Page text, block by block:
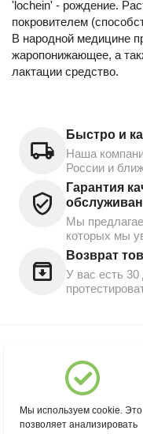
'lochein' - рождение.
покровителем
В народной медицине
жаропонижающее, а
лактации средство.
Быстро и
Наша
России и
Гарантия
Мы
которых мы
Возврат
У вас есть 30
Магазин "Северный"
Мы используем cookie. Это
позволяет анализировать